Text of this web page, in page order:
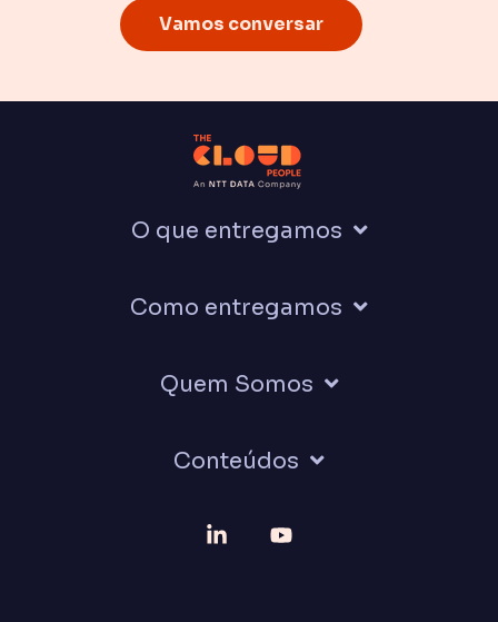
Vamos conversar
O que entregamos
Como entregamos
Quem Somos
Conteúdos
Linkedin